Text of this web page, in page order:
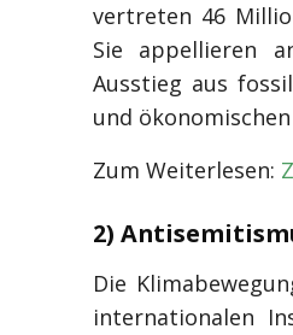
vertreten 46
Sie appellieren
Ausstieg aus
und
Zum Weiterlesen:
2)
Die
internationalen